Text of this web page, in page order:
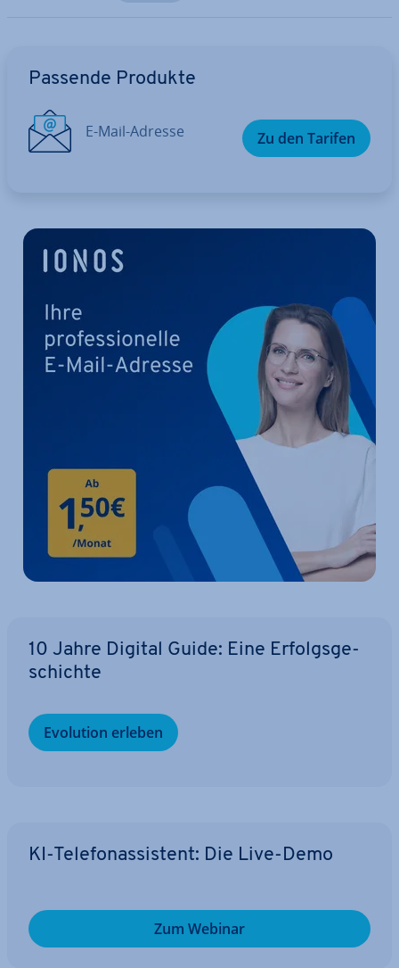
Passende Produkte
E-Mail-Adresse Zu den Tarifen
10 Jahre Digital Guide: Eine Er­folgs­ge­
schich­te
Evolution erleben
KI-Te­le­fon­as­sis­tent: Die Live-Demo
Zum Webinar